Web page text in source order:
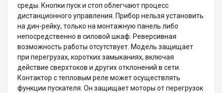
среды. Кнопки пуск и стоп облегчают процесс
дистанционного управления. Прибор нельзя установить
на дин-рейку, только на монтажную панель либо
непосредственно в силовой шкаф. Реверсивная
возможность работы отсутствует. Модель защищает
при перегрузах, коротких замыканиях, включая
действие сверхтоков и других отклонений в сети.
Контактор с тепловым реле может осуществлять
функции пускателя. Он защищает моторы от перегрузок